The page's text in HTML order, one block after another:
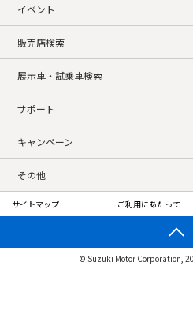
イベント
販売店検索
展示車・試乗車検索
サポート
キャンペーン
その他
サイトマップ ご利用にあたって
© Suzuki Motor Corporation,